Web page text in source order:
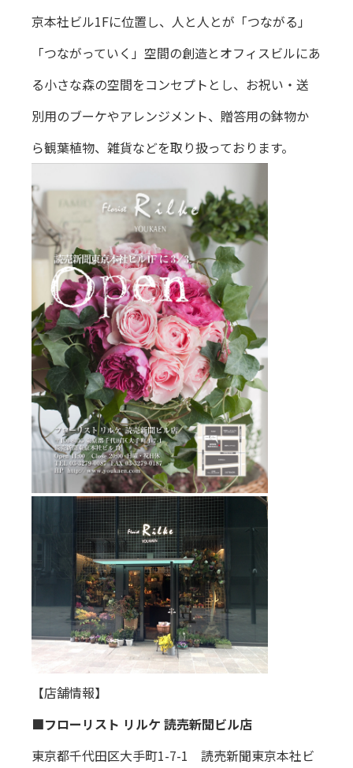
京本社ビル1Fに位置し、人と人とが「つながる」
「つながっていく」空間の創造とオフィスビルにあ
る小さな森の空間をコンセプトとし、お祝い・送
別用のブーケやアレンジメント、贈答用の鉢物か
ら観葉植物、雑貨などを取り扱っております。
【店舗情報】
■フローリスト リルケ 読売新聞ビル店
東京都千代田区大手町1-7-1 読売新聞東京本社ビ